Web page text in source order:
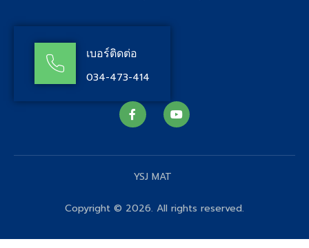
เบอร์ติดต่อ
034-473-414
YSJ MAT
Copyright © 2026. All rights reserved.